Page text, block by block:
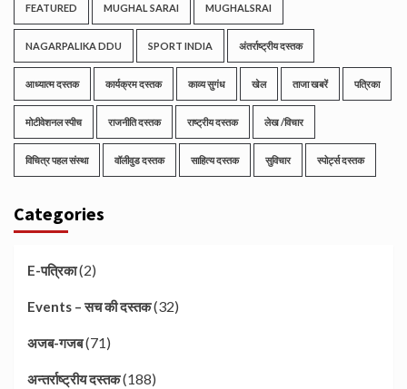
FEATURED MUGHAL SARAI MUGHALSRAI
NAGARPALIKA DDU SPORT INDIA अंतर्राष्ट्रीय दस्तक
आध्यात्म दस्तक कार्यक्रम दस्तक काव्य सुगंध खेल ताजा खबरें पत्रिका
मोटीवेशनल स्पीच राजनीति दस्तक राष्ट्रीय दस्तक लेख /विचार
विचित्र पहल संस्था वॉलीवुड दस्तक साहित्य दस्तक सुविचार स्पोर्ट्स दस्तक
Categories
E-पत्रिका(2)
Events – सच की दस्तक(32)
अजब-गजब(71)
अन्तर्राष्ट्रीय दस्तक(188)